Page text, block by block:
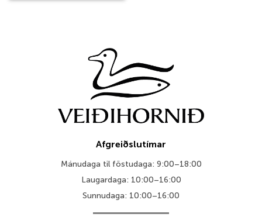
Afgreiðslutímar
Mánudaga til föstudaga: 9:00–18:00
Laugardaga: 10:00–16:00
Sunnudaga: 10:00–16:00